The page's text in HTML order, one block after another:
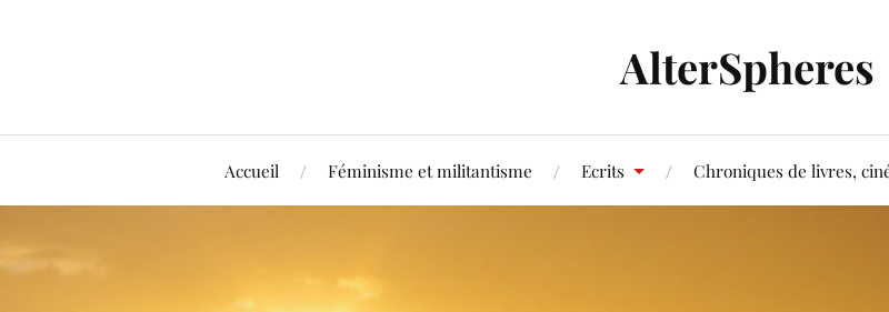
AlterSpheres
Accueil Féminisme et militantisme Ecrits Chroniques de livres,